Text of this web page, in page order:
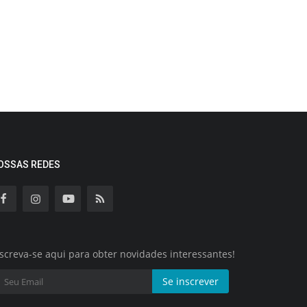
REDES
se aqui para obter novidades interessantes!
Se inscrever